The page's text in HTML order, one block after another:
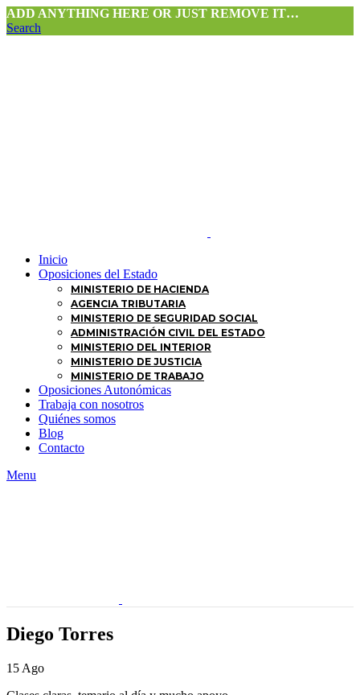
ADD ANYTHING HERE OR JUST REMOVE IT…
Search
Inicio
Oposiciones del Estado
MINISTERIO DE HACIENDA
AGENCIA TRIBUTARIA
MINISTERIO DE SEGURIDAD SOCIAL
ADMINISTRACIÓN CIVIL DEL ESTADO
MINISTERIO DEL INTERIOR
MINISTERIO DE JUSTICIA
MINISTERIO DE TRABAJO
Oposiciones Autonómicas
Trabaja con nosotros
Quiénes somos
Blog
Contacto
Menu
Diego Torres
15 Ago